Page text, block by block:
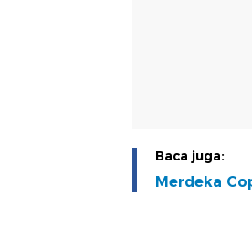
Baca juga:
Merdeka